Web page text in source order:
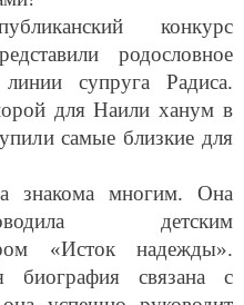
конкурс
родословное
супруга Радиса.
для Наили ханум в
самые близкие для
знакома многим. Она
детским
«Исток надежды».
биография связана с
успешно руководит